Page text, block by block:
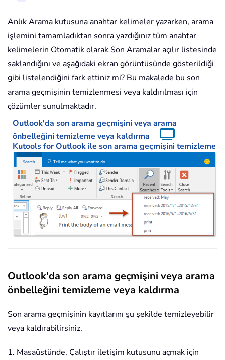
Anlık Arama kutusuna anahtar kelimeler yazarken, arama
işlemini tamamladıktan sonra yazdığınız tüm anahtar
kelimelerin Otomatik olarak Son Aramalar açılır listesinde
saklandığını ve aşağıdaki ekran görüntüsünde gösterildiği
gibi listelendiğini fark ettiniz mi? Bu makalede bu son
arama geçmişinin temizlenmesi veya kaldırılması için
çözümler sunulmaktadır.
Outlook'da son arama geçmişini veya arama
önbelleğini temizleme veya kaldırma
Kutools for Outlook ile son arama geçmişini temizleme
Outlook'da son arama geçmişini veya arama
önbelleğini temizleme veya kaldırma
Son arama geçmişinin kayıtlarını şu şekilde temizleyebilir
veya kaldırabilirsiniz.
1. Masaüstünde, Çalıştır iletişim kutusunu açmak için